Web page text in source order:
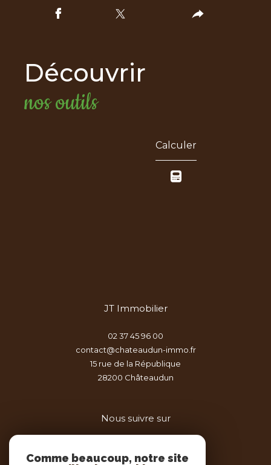
découvrir
nos outils
Calculer
JT Immobilier
02 37 45 96 00
contact@chateaudun-immo.fr
15 rue de la République
28200
châteaudun
Nous suivre sur
Comme beaucoup, notre site